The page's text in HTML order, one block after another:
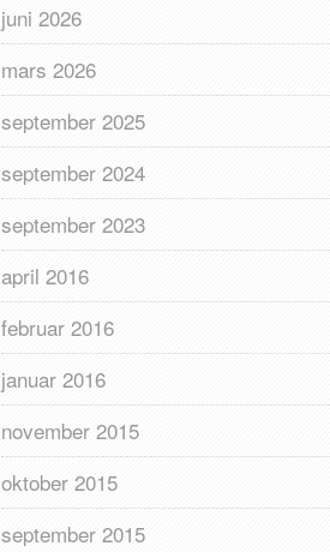
juni 2026
mars 2026
september 2025
september 2024
september 2023
april 2016
februar 2016
januar 2016
november 2015
oktober 2015
september 2015